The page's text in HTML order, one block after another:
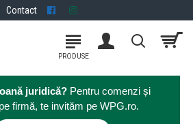
Contact
juridică? Pentru comenzi și
firmă, te invităm pe WPG.ro.